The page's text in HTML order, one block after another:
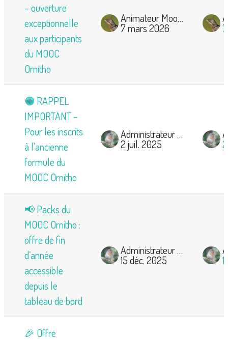
– ouverture
exceptionnelle
aux participants
du MOOC
Ornitho
Animateur Mooc-Ornitho
7 mars 2026
🟠 RAPPEL
IMPORTANT –
Pour les inscrits
à l'ancienne
formule du
MOOC Ornitho
Administrateur Mooc Ornitho
2 juil. 2025
📢 Packs du
MOOC Ornitho :
offre de fin
d’année
accessible
depuis le
tableau de bord
Administrateur Mooc Ornitho
15 déc. 2025
🎉 Offre